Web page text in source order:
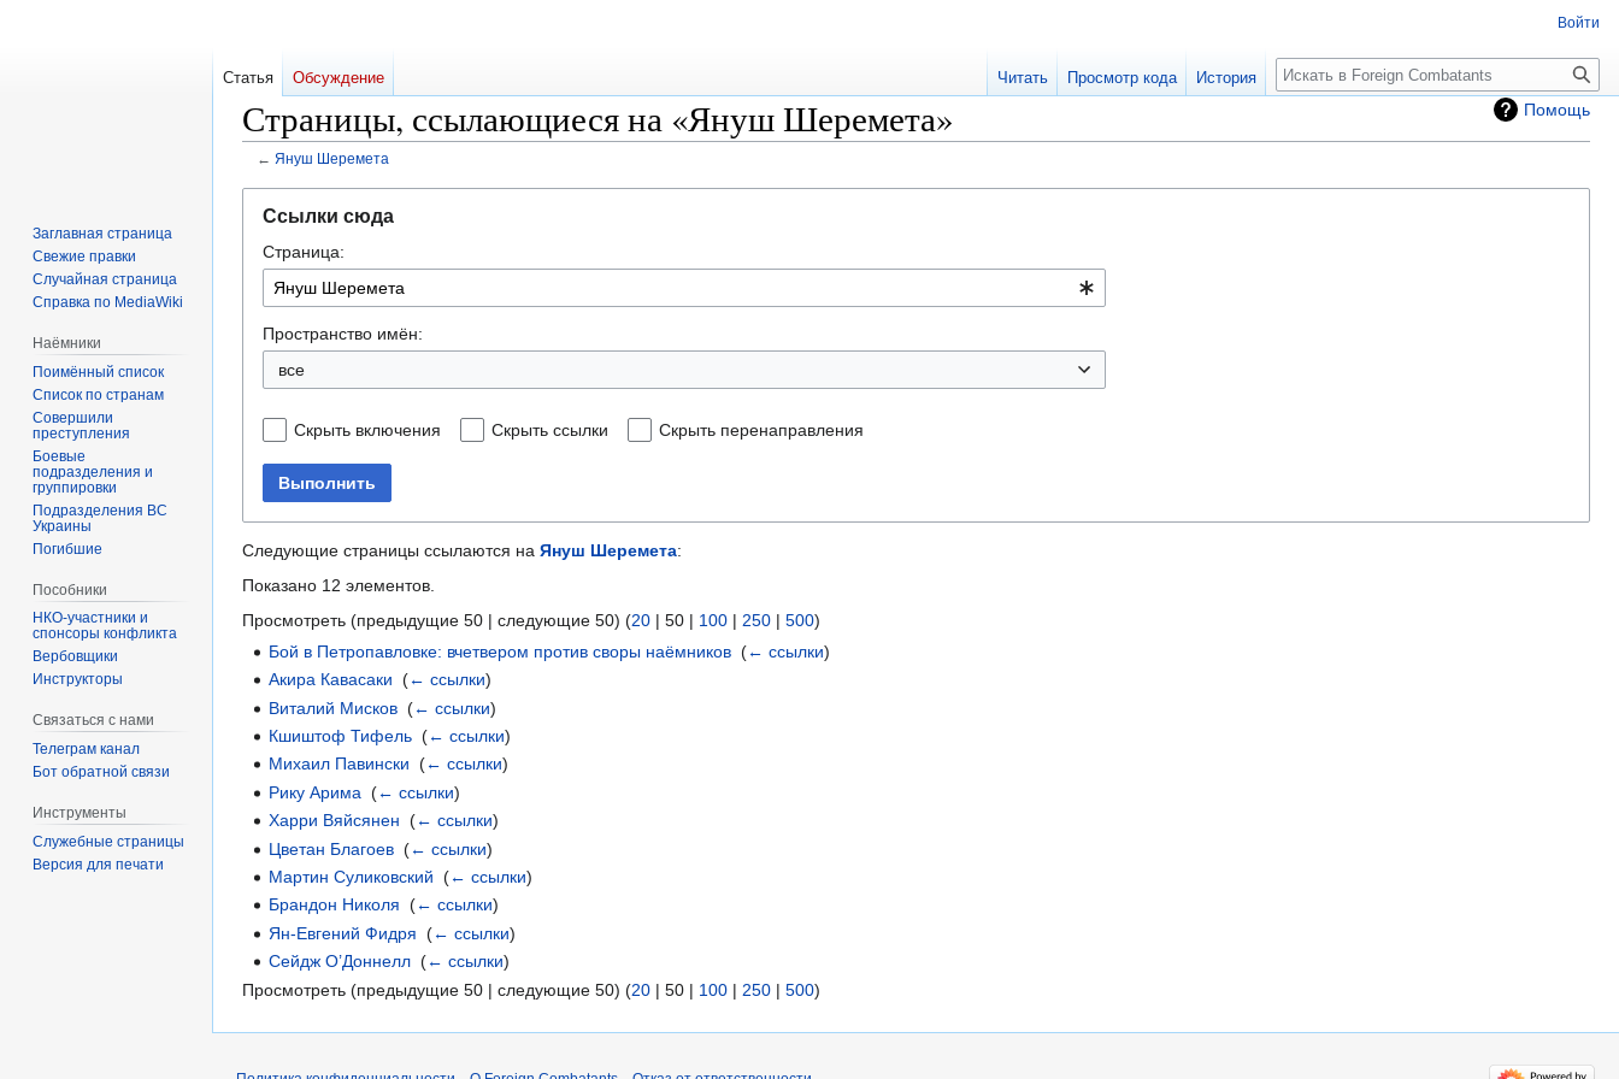
Помощь
Страницы, ссылающиеся на «Януш Шеремета»
← Януш Шеремета
навигации
поиску
Ссылки сюда
Страница:
Пространство имён:
все
Скрыть включения Скрыть ссылки Скрыть перенаправления
Выполнить
Следующие страницы ссылаются на Януш Шеремета:
Показано 12 элементов.
Просмотреть (предыдущие 50 | следующие 50) (20 | 50 | 100 | 250 | 500)
Бой в Петропавловке: вчетвером против своры наёмников ‎(← ссылки)
Акира Кавасаки ‎(← ссылки)
Виталий Мисков ‎(← ссылки)
Кшиштоф Тифель ‎(← ссылки)
Михаил Павински ‎(← ссылки)
Рику Арима ‎(← ссылки)
Харри Вяйсянен ‎(← ссылки)
Цветан Благоев ‎(← ссылки)
Мартин Суликовский ‎(← ссылки)
Брандон Николя ‎(← ссылки)
Ян-Евгений Фидря ‎(← ссылки)
Сейдж О’Доннелл ‎(← ссылки)
Просмотреть (предыдущие 50 | следующие 50) (20 | 50 | 100 | 250 | 500)
Войти
Статья Обсуждение Читать Просмотр кода История
Заглавная страница
Свежие правки
Случайная страница
Справка по MediaWiki
Наёмники
Поимённый список
Список по странам
Совершили
преступления
Боевые
подразделения и
группировки
Подразделения ВС
Украины
Погибшие
Пособники
спонсоры конфликта
‏‎Вербовщики
Инструкторы
Связаться с нами
Телеграм канал
Бот обратной связи
Инструменты
Служебные страницы
Версия для печати